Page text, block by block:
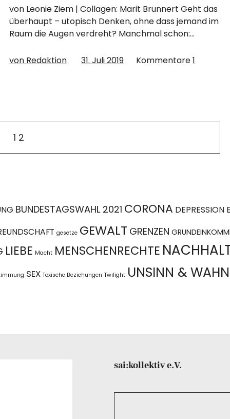
von Leonie Ziem | Collagen: Marit Brunnert Geht das
überhaupt – utopisch Denken, ohne dass jemand im
Raum die Augen verdreht? Manchmal schon:…
von Redaktion 31. Juli 2019 Kommentare1
1 2
BUNDESTAGSWAHL 2021 CORONA DEPRESSION
gesetze GEWALT GRENZEN
LIEBE Macht MENSCHENRECHTE
SEX Toxische Beziehungen Twilight UNSINN &
sai:kollektiv e.V.